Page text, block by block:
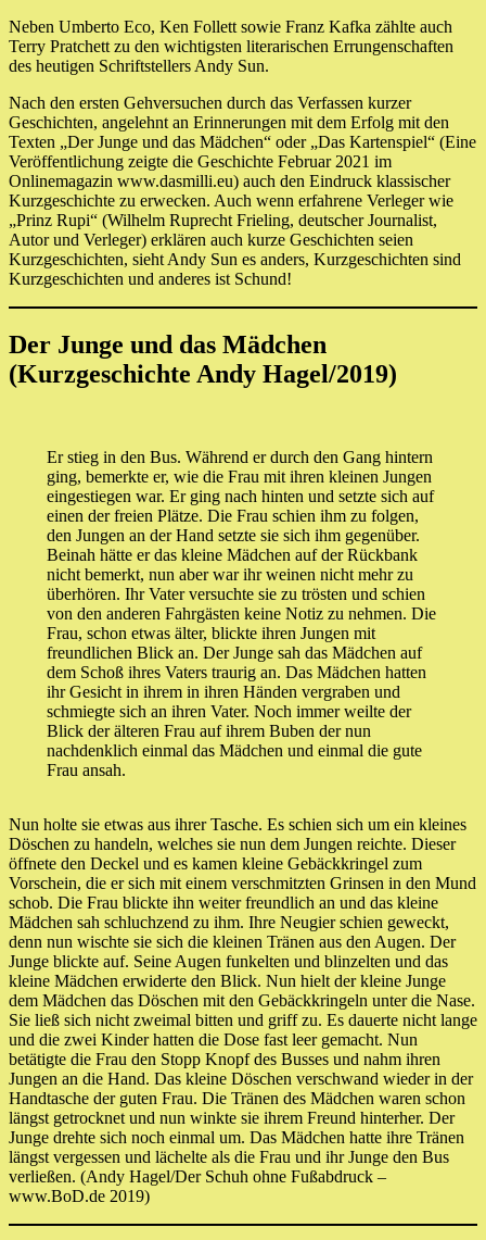
Neben Umberto Eco, Ken Follett sowie Franz Kafka zählte auch
Terry Pratchett zu den wichtigsten literarischen Errungenschaften
des heutigen Schriftstellers Andy Sun.
Nach den ersten Gehversuchen durch das Verfassen kurzer
Geschichten, angelehnt an Erinnerungen mit dem Erfolg mit den
Texten „Der Junge und das Mädchen“ oder „Das Kartenspiel“ (Eine
Veröffentlichung zeigte die Geschichte Februar 2021 im
Onlinemagazin www.dasmilli.eu) auch den Eindruck klassischer
Kurzgeschichte zu erwecken. Auch wenn erfahrene Verleger wie
„Prinz Rupi“ (Wilhelm Ruprecht Frieling, deutscher Journalist,
Autor und Verleger) erklären auch kurze Geschichten seien
Kurzgeschichten, sieht Andy Sun es anders, Kurzgeschichten sind
Kurzgeschichten und anderes ist Schund!
Der Junge und das Mädchen
(Kurzgeschichte Andy Hagel/2019)
Er stieg in den Bus. Während er durch den Gang hintern
ging, bemerkte er, wie die Frau mit ihren kleinen Jungen
eingestiegen war. Er ging nach hinten und setzte sich auf
einen der freien Plätze. Die Frau schien ihm zu folgen,
den Jungen an der Hand setzte sie sich ihm gegenüber.
Beinah hätte er das kleine Mädchen auf der Rückbank
nicht bemerkt, nun aber war ihr weinen nicht mehr zu
überhören. Ihr Vater versuchte sie zu trösten und schien
von den anderen Fahrgästen keine Notiz zu nehmen. Die
Frau, schon etwas älter, blickte ihren Jungen mit
freundlichen Blick an. Der Junge sah das Mädchen auf
dem Schoß ihres Vaters traurig an. Das Mädchen hatten
ihr Gesicht in ihrem in ihren Händen vergraben und
schmiegte sich an ihren Vater. Noch immer weilte der
Blick der älteren Frau auf ihrem Buben der nun
nachdenklich einmal das Mädchen und einmal die gute
Frau ansah.
Nun holte sie etwas aus ihrer Tasche. Es schien sich um ein kleines
Döschen zu handeln, welches sie nun dem Jungen reichte. Dieser
öffnete den Deckel und es kamen kleine Gebäckkringel zum
Vorschein, die er sich mit einem verschmitzten Grinsen in den Mund
schob. Die Frau blickte ihn weiter freundlich an und das kleine
Mädchen sah schluchzend zu ihm. Ihre Neugier schien geweckt,
denn nun wischte sie sich die kleinen Tränen aus den Augen. Der
Junge blickte auf. Seine Augen funkelten und blinzelten und das
kleine Mädchen erwiderte den Blick. Nun hielt der kleine Junge
dem Mädchen das Döschen mit den Gebäckkringeln unter die Nase.
Sie ließ sich nicht zweimal bitten und griff zu. Es dauerte nicht lange
und die zwei Kinder hatten die Dose fast leer gemacht. Nun
betätigte die Frau den Stopp Knopf des Busses und nahm ihren
Jungen an die Hand. Das kleine Döschen verschwand wieder in der
Handtasche der guten Frau. Die Tränen des Mädchen waren schon
längst getrocknet und nun winkte sie ihrem Freund hinterher. Der
Junge drehte sich noch einmal um. Das Mädchen hatte ihre Tränen
längst vergessen und lächelte als die Frau und ihr Junge den Bus
verließen. (Andy Hagel/Der Schuh ohne Fußabdruck –
www.BoD.de 2019)